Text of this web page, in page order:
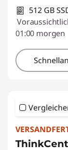
512 GB
01:00 morgen